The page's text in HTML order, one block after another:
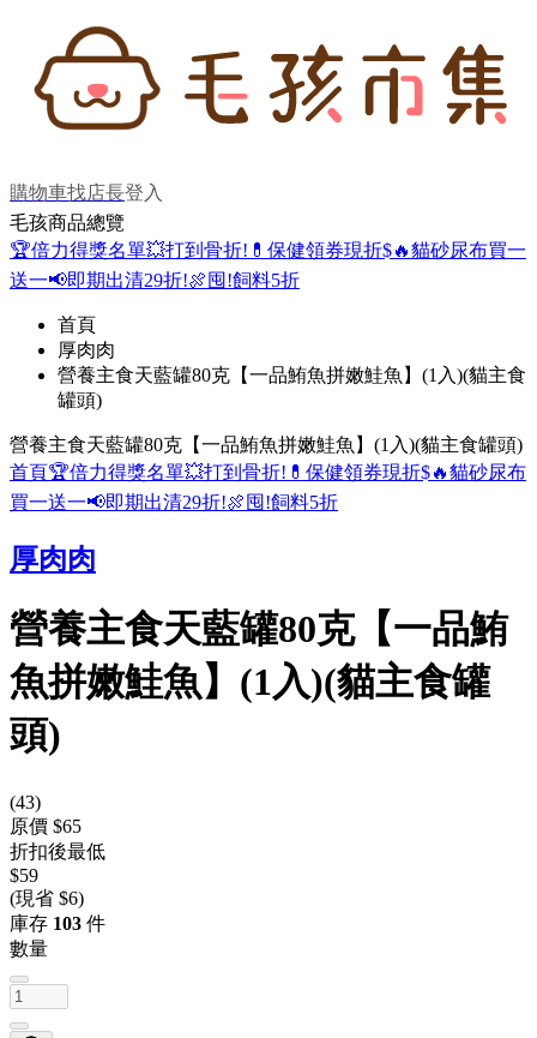
購物車找店長登入
毛孩商品總覽
🏆倍力得獎名單💥打到骨折! 💊保健領券現折$🔥貓砂尿布買一
送一📢即期出清29折!🍖囤!飼料5折
首頁
厚肉肉
營養主食天藍罐80克【一品鮪魚拼嫩鮭魚】(1入)(貓主食
罐頭)
營養主食天藍罐80克【一品鮪魚拼嫩鮭魚】(1入)(貓主食罐頭)
首頁🏆倍力得獎名單💥打到骨折! 💊保健領券現折$🔥貓砂尿布
買一送一📢即期出清29折!🍖囤!飼料5折
厚肉肉
營養主食天藍罐80克【一品鮪
魚拼嫩鮭魚】(1入)(貓主食罐
頭)
(43)
原價 $65
折扣後最低
$59
(現省 $6)
庫存 103 件
數量